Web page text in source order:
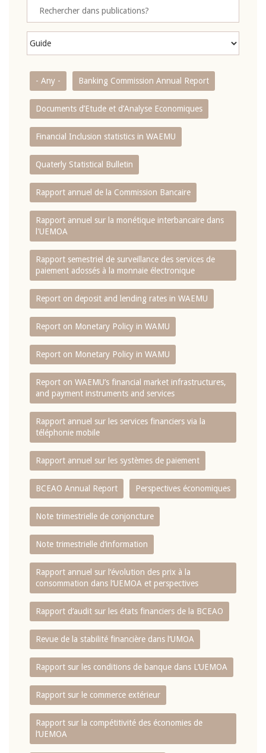
- Any - Banking Commission Annual Report
Documents d’Etude et d’Analyse Economiques
Financial Inclusion statistics in WAEMU
Quaterly Statistical Bulletin
Rapport annuel de la Commission Bancaire
Rapport annuel sur la monétique interbancaire dans
l'UEMOA
Rapport semestriel de surveillance des services de
paiement adossés à la monnaie électronique
Report on deposit and lending rates in WAEMU
Report on Monetary Policy in WAMU
Report on Monetary Policy in WAMU
Report on WAEMU’s financial market infrastructures,
and payment instruments and services
Rapport annuel sur les services financiers via la
téléphonie mobile
Rapport annuel sur les systèmes de paiement
BCEAO Annual Report Perspectives économiques
Note trimestrielle de conjoncture
Note trimestrielle d‘information
Rapport annuel sur l‘évolution des prix à la
consommation dans l‘UEMOA et perspectives
Rapport d‘audit sur les états financiers de la BCEAO
Revue de la stabilité financière dans l‘UMOA
Rapport sur les conditions de banque dans L‘UEMOA
Rapport sur le commerce extérieur
Rapport sur la compétitivité des économies de
l‘UEMOA